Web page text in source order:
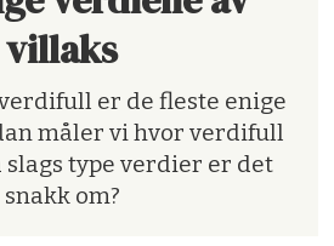
villaks
er de fleste enige
måler vi hvor verdifull
slags type verdier er det
snakk om?